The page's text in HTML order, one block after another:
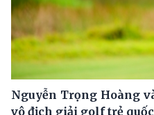
Nguyễn Trọng Hoàng
vô địch giải golf trẻ